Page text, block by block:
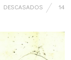
DESCASADOS
14